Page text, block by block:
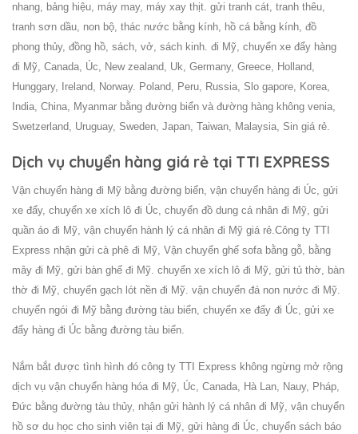
nhang, bảng hiệu, máy may, máy xay thịt. gửi tranh cát, tranh thêu,
tranh sơn dầu, non bộ, thác nước bằng kính, hồ cá bằng kính, đồ
phong thủy, đồng hồ, sách, vở, sách kinh. đi Mỹ, chuyển xe đẩy hàng
đi Mỹ, Canada, Úc, New zealand, Uk, Germany, Greece, Holland,
Hunggary, Ireland, Norway. Poland, Peru, Russia, Slo gapore, Korea,
India, China, Myanmar bằng đường biển và đường hàng không venia,
Swetzerland, Uruguay, Sweden, Japan, Taiwan, Malaysia, Sin giá rẻ.
Dịch vụ chuyển hàng giá rẻ tại TTI EXPRESS
Vận chuyển hàng đi Mỹ bằng đường biển, vận chuyển hàng đi Úc, gửi
xe đẩy, chuyển xe xích lô đi Úc, chuyển đồ dung cá nhân đi Mỹ, gửi
quần áo đi Mỹ, vận chuyển hành lý cá nhân đi Mỹ giá rẻ. Công ty TTI
Express nhận gửi cà phê đi Mỹ, Vận chuyển ghế sofa bằng gỗ, bằng
mây đi Mỹ, gửi bàn ghế đi Mỹ. chuyển xe xích lô đi Mỹ, gửi tủ thờ, bàn
thờ đi Mỹ, chuyển gạch lót nền đi Mỹ. vận chuyển đá non nước đi Mỹ.
chuyển ngói đi Mỹ bằng đường tàu biển, chuyển xe đẩy đi Úc, gửi xe
đẩy hàng đi Úc bằng đường tàu biển
Nắm bắt được tình hình đó công ty TTI Express không ngừng mở rộng
dịch vụ vận chuyển hàng hóa đi Mỹ, Úc, Canada, Hà Lan, Nauy, Pháp,
Đức bằng đường tàu thủy, nhận gửi hành lý cá nhân đi Mỹ, vận chuyển
hồ sơ du học cho sinh viên tại đi Mỹ, gửi hàng đi Úc, chuyển sách báo